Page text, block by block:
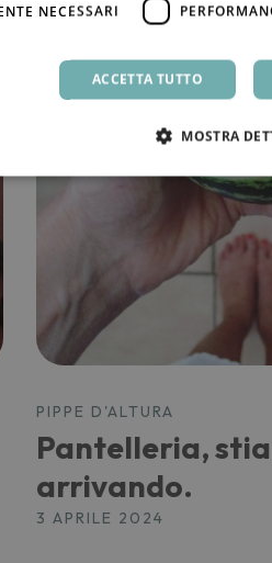
PIPPE D'ALTURA
Pantelleria,
arrivando.
3 APRILE 2024
NECESSARI
ACCETTA TUTTO
MOSTRA